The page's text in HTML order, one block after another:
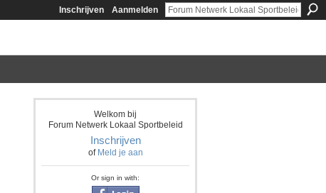
Inschrijven Aanmelden
Welkom bij
Forum Netwerk Lokaal Sportbeleid
Inschrijven
of Meld je aan
Or sign in with: